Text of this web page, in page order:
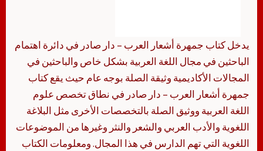
يدخل كتاب جمهرة أشعار العرب – دار صادر في دائرة اهتمام
الباحثين في مجال اللغة العربية بشكل خاص والباحثين في
المجالات الأكاديمية وثيقة الصلة بوجه عام حيث يقع كتاب
جمهرة أشعار العرب – دار صادر في نطاق تخصص علوم
اللغة العربية ووثيق الصلة بالتخصصات الأخرى مثل البلاغة
اللغوية والأدب العربي والشعر والنثر وغيرها من الموضوعات
اللغوية التي تهم الدارس في هذا المجال. ومعلومات الكتاب